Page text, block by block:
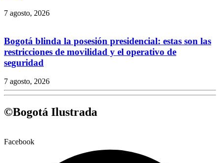
7 agosto, 2026
Bogotá blinda la posesión presidencial: estas son las
restricciones de movilidad y el operativo de
seguridad
7 agosto, 2026
©Bogotá Ilustrada
Facebook